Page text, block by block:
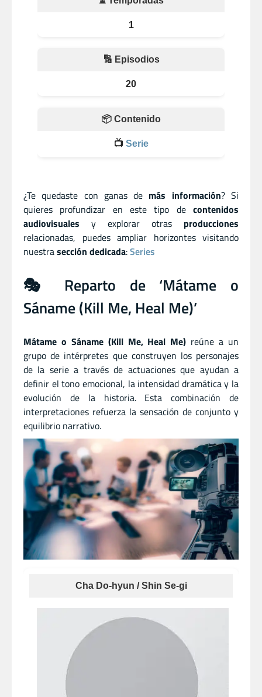
1
🔢 Episodios
20
📦 Contenido
📺 Serie
¿Te quedaste con ganas de más información? Si
quieres profundizar en este tipo de contenidos
audiovisuales y explorar otras producciones
relacionadas, puedes ampliar horizontes visitando
nuestrasección dedicada:Series
🎭 Reparto de ‘Mátame o
Sáname (Kill Me, Heal Me)’
Mátame o Sáname (Kill Me, Heal Me) reúne a un
grupo de intérpretes que construyen los personajes
de la serie a través de actuaciones que ayudan a
definir el tono emocional, la intensidad dramática y la
evolución de la historia. Esta combinación de
interpretaciones refuerza la sensación de conjunto y
equilibrio narrativo.
Cha Do-hyun / Shin Se-gi